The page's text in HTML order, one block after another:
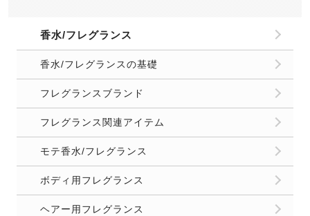
香水/フレグランス
香水/フレグランスの基礎
フレグランスブランド
フレグランス関連アイテム
モテ香水/フレグランス
ボディ用フレグランス
ヘアー用フレグランス